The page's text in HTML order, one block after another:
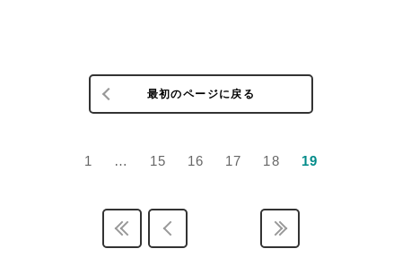
最初のページに戻る
1 … 15 16 17 18 19